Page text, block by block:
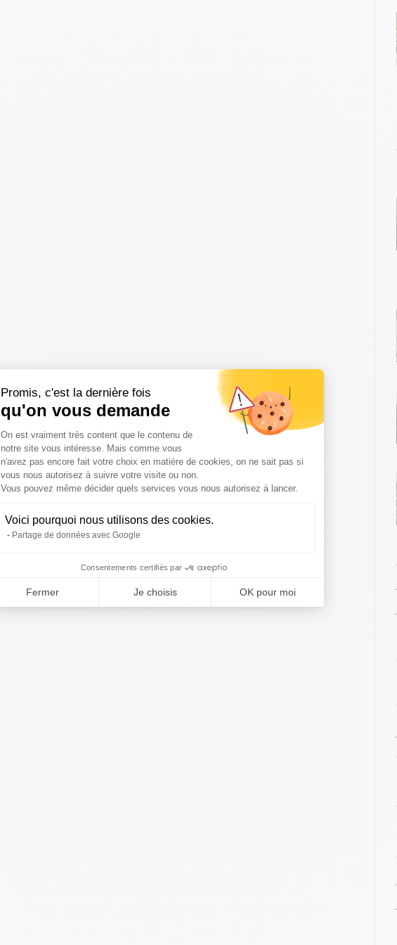
Promis, c'est la dernière fois
qu'on vous demande
Plateforme de Gestion du Consentement :
On est vraiment très content que le contenu de
notre site vous intéresse. Mais comme vous
n'avez pas encore fait votre choix en matière de cookies, on ne sait pas si
vous nous autorisez à suivre votre visite ou non.
Vous pouvez même décider quels services vous nous autorisez à lancer.
Voici pourquoi nous utilisons des cookies.
Partage de données avec Google
Consentements certifiés par
Fermer Je choisis OK pour moi
Axeptio consent